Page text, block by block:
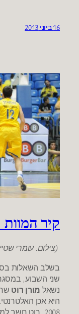
16 ביוני 2013
קיר המוות
(צילום: עומרי
שני השבוע,
נשאל מורן רוט
היא אכן